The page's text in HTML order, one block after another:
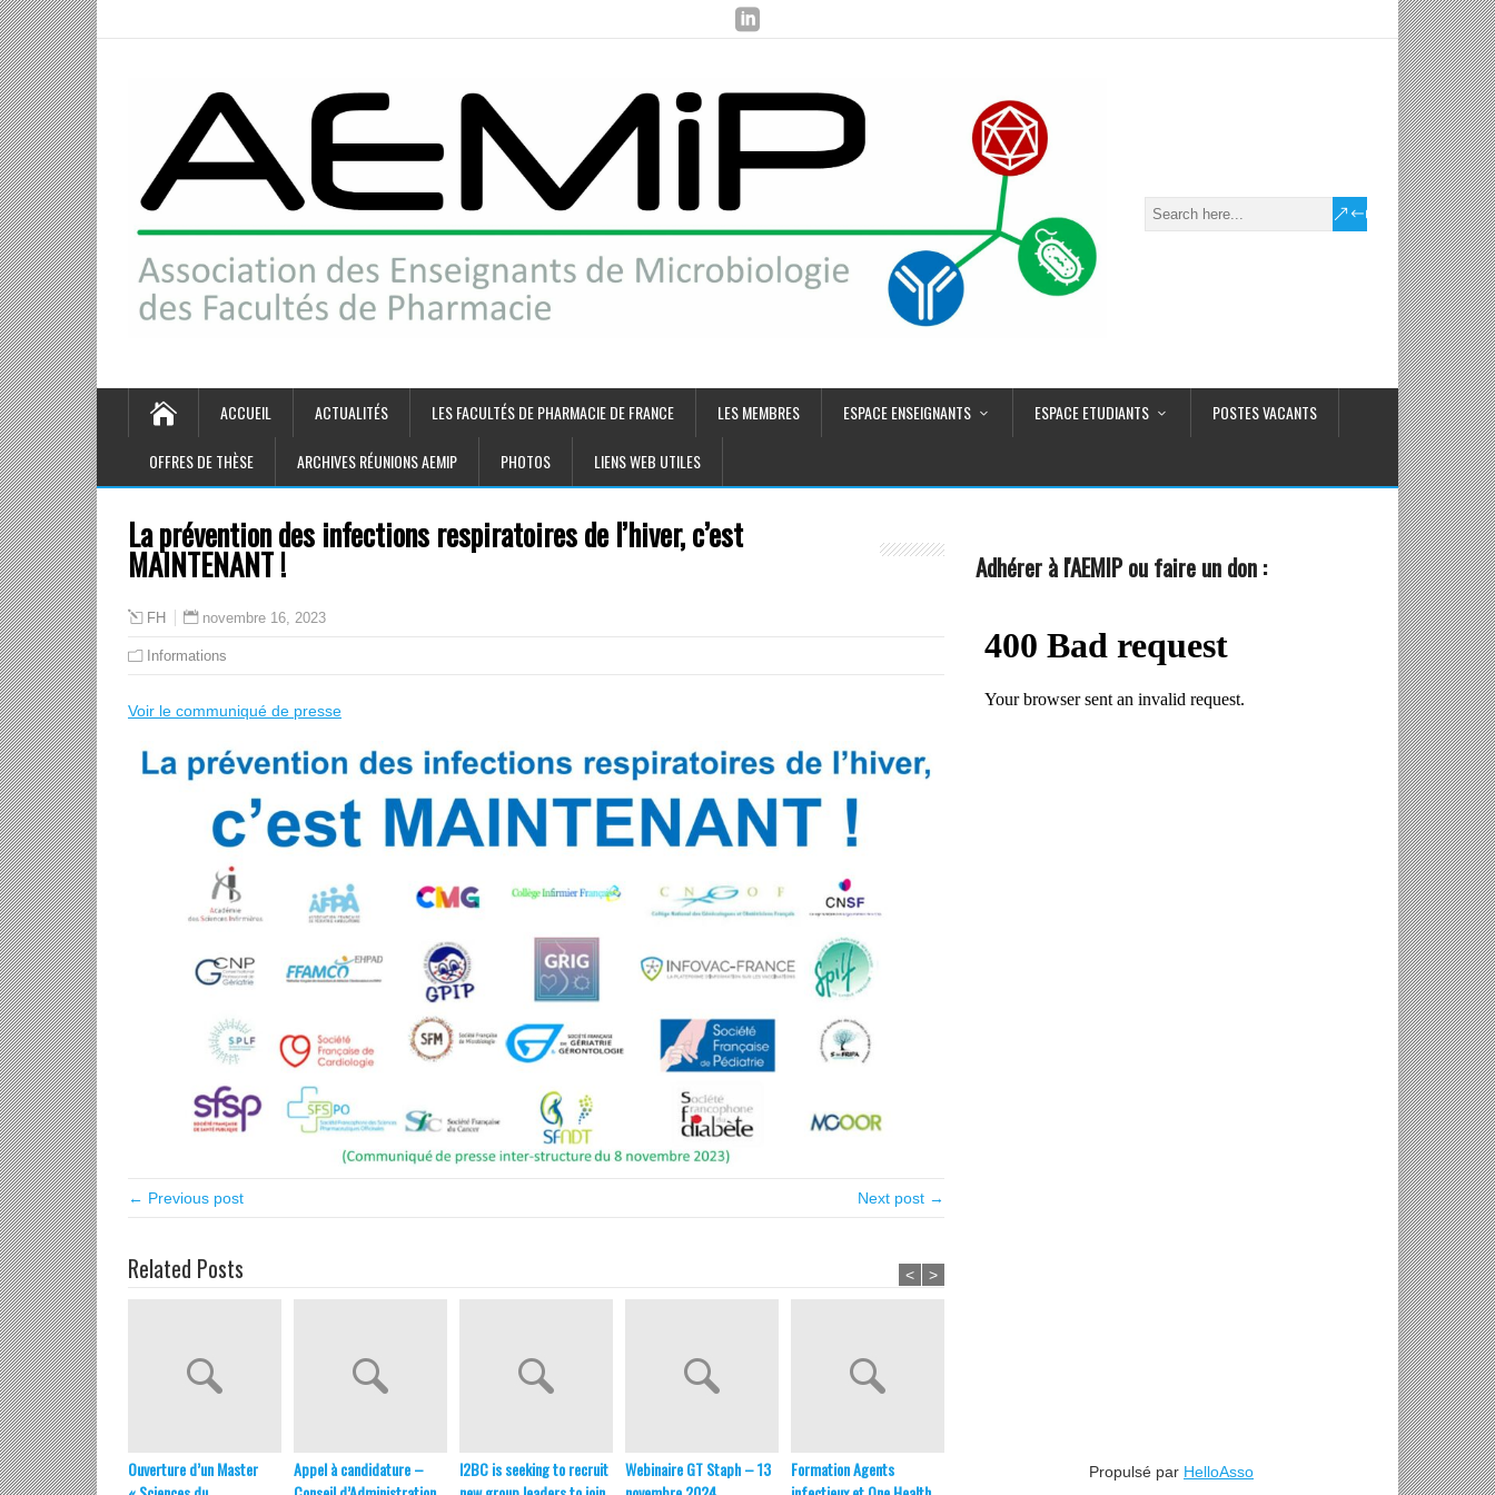
ACCUEIL ACTUALITÉS LES FACULTÉS DE PHARMACIE DE FRANCE LES MEMBRES ESPACE ENSEIGNANTS ESPACE ETUDIANTS POSTES VACANTS
OFFRES DE THÈSE ARCHIVES RÉUNIONS AEMIP PHOTOS LIENS WEB UTILES
La prévention des infections respiratoires de l’hiver, c’est
MAINTENANT !
FH novembre 16, 2023
Informations
Voir le communiqué de presse
← Previous post Next post →
Related Posts
Ouverture d’un Master
Appel à candidature –
I2BC is seeking to recruit
Webinaire GT Staph – 13
Formation Agents
Webinaire « Gestion du
< >
Adhérer à l'AEMIP ou faire un don :
Propulsé par HelloAsso